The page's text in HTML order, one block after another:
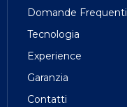
Domande Frequenti
Tecnologia
Experience
Garanzia
Contatti